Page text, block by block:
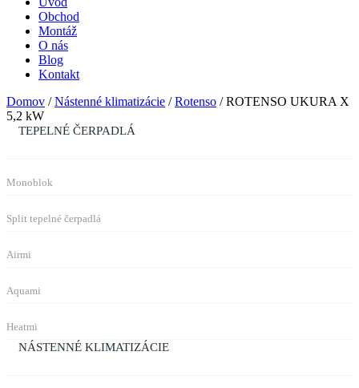
Obchod
Montáž
O nás
Blog
Kontakt
Domov /Nástenné klimatizácie /Rotenso / ROTENSO UKURA X
5,2 kW
TEPELNÉ ČERPADLÁ
Monoblok
Split tepelné čerpadlá
Airmi
Aquami
Heatmi
NÁSTENNÉ KLIMATIZÁCIE